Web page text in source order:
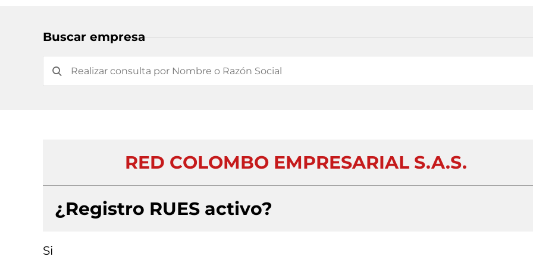
Buscar empresa
RED COLOMBO EMPRESARIAL S.A.S.
¿Registro RUES activo?
Si